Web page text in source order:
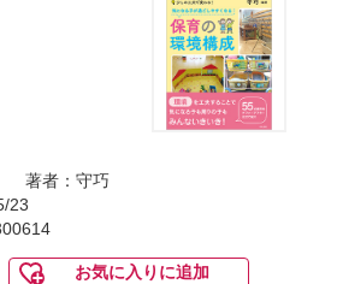
著者：守巧
23
お気に入りに追加